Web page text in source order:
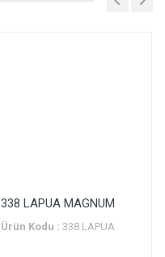
338 LAPUA MAGNUM
Ürün Kodu : 338 LAPUA